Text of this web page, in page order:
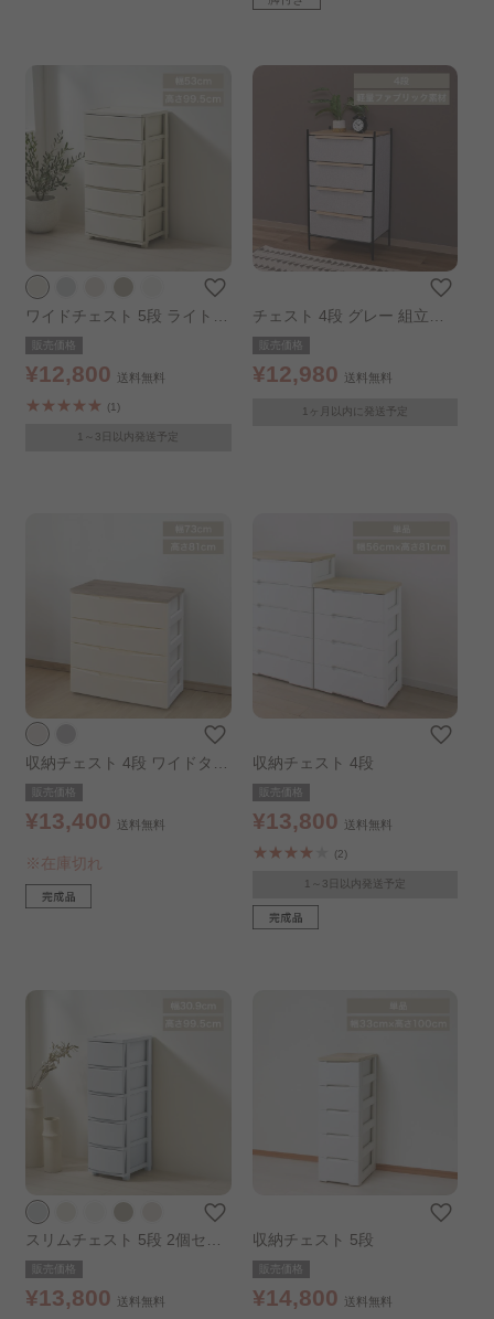
ワイドチェスト 5段 ライトベ
ージュ
販売価格
¥12,800 送料無料
(1)
1～3日以内発送予定
チェスト 4段 グレー 組立簡
単 ファブリックチェスト ク
レオ
販売価格
¥12,980 送料無料
1ヶ月以内に発送予定
収納チェスト 4段 ワイドタイ
プ アイボリー
販売価格
¥13,400 送料無料
※在庫切れ
収納チェスト 4段
販売価格
¥13,800 送料無料
(2)
1～3日以内発送予定
スリムチェスト 5段 2個セッ
ト ブルーグレー
販売価格
¥13,800 送料無料
収納チェスト 5段
販売価格
¥14,800 送料無料